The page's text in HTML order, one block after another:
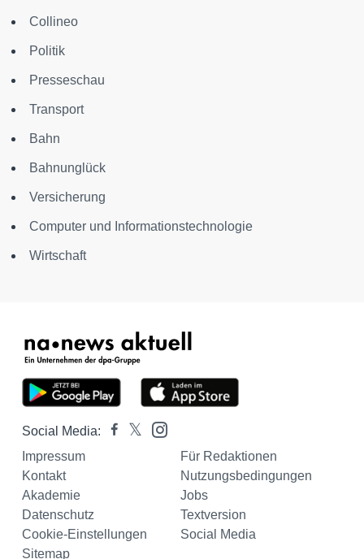
Collineo
Politik
Presseschau
Transport
Bahn
Bahnunglück
Versicherung
Computer und Informationstechnologie
Wirtschaft
Social Media:
Impressum
Für Redaktionen
Kontakt
Nutzungsbedingungen
Akademie
Jobs
Datenschutz
Textversion
Cookie-Einstellungen
Social Media
Sitemap